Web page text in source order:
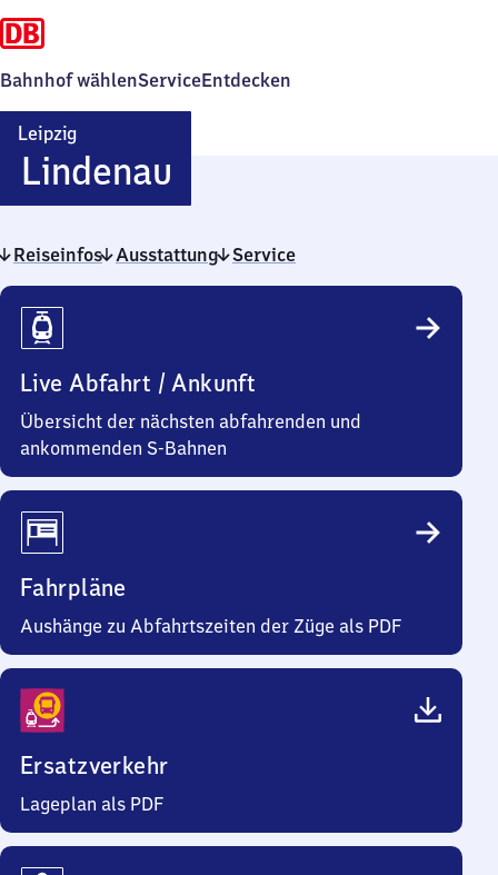
Bahnhof wählenServiceEntdecken
Leipzig
Lindenau
Lindenau
Reiseinfos Ausstattung Service
Reiseinfos
Live Abfahrt / Ankunft
Übersicht der nächsten abfahrenden und
ankommenden S-Bahnen
Fahrpläne
Aushänge zu Abfahrtszeiten der Züge als PDF
Ersatzverkehr
Lageplan als PDF